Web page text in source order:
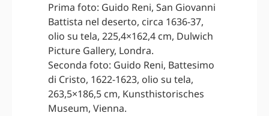
Prima foto: Guido Reni, San Giovanni
Battista nel deserto, circa 1636-37,
olio su tela, 225,4×162,4 cm, Dulwich
Picture Gallery, Londra.
Seconda foto: Guido Reni, Battesimo
di Cristo, 1622-1623, olio su tela,
263,5×186,5 cm, Kunsthistorisches
Museum, Vienna.